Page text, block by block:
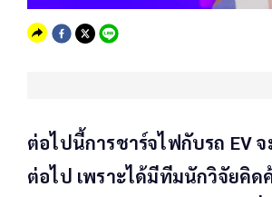
ต่อไปนี้การชาร์จไฟกับรถ EV
ต่อไป เพราะได้มีทีมนักวิจัยคิด